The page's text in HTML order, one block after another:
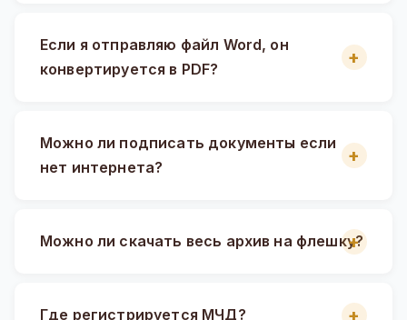
Если я отправляю файл Word, он
конвертируется в PDF?
Можно ли подписать документы если
нет интернета?
Можно ли скачать весь архив на флешку?
Где регистрируется МЧД?